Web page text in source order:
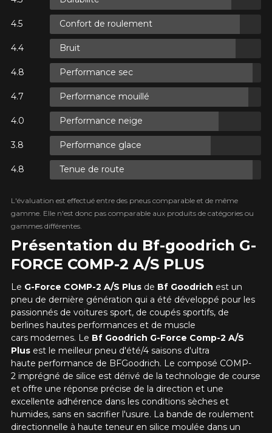
Présentation du Bf-goodrich G-
FORCE COMP-2 A/S PLUS
Le G-Force COMP-2 A/S Plus de Bf Goodrich est un
pneu de dernière génération qui a été développé pour les
passionnés de voitures sport, de coupés sportifs, de
berlines hautes performances et de muscle
cars modernes. Le Bf Goodrich G-Force Comp-2 A/S
Plusest le meilleur pneu d'été/4 saisons d'ultra
haute performance de BFGoodrich. Le composé COMP-
2 imprégné de silice est dérivé de la technologie de course
et offre une réponse précise de la direction et une
excellente adhérence dans les conditions sèches et
humides, sans en sacrifier l'usure. La bande de roulement
directionnelle à haute teneur en silice moulée dans un
Confort de roulement
Bruit
Performance sec
Performance mouillé
Performance neige
Performance glace
Tenue de route
L'évaluation est effectué entre des pneus comparable et de même
gamme. Elle n'est donc pas comparable aux produits de catégories ou
gammes différentes.